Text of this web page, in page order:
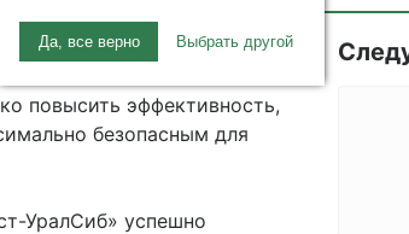
Да, все верно Выбрать другой
повысить эффективность,
безопасным для
УралСиб» успешно